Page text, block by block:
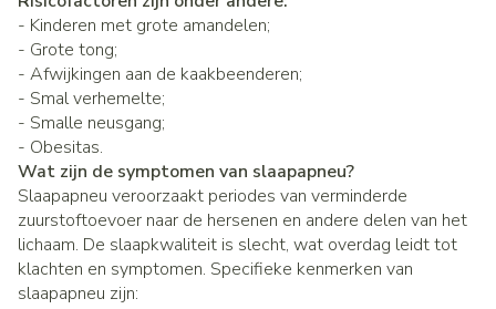
- Kinderen met grote amandelen;
- Grote tong;
- Afwijkingen aan de kaakbeenderen;
- Smal verhemelte;
- Smalle neusgang;
- Obesitas.
Wat zijn de symptomen van slaapapneu?
Slaapapneu veroorzaakt periodes van verminderde
zuurstoftoevoer naar de hersenen en andere delen van het
lichaam. De slaapkwaliteit is slecht, wat overdag leidt tot
klachten en symptomen. Specifieke kenmerken van
slaapapneu zijn: